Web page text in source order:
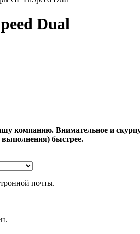
Dual
компанию. Внимательное и
выполнения) быстрее.
почты.